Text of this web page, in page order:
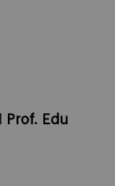
Prof. Edu